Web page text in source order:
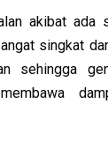
akibat ada
singkat
sehingga